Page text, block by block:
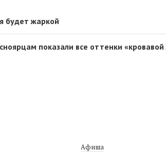
будет жаркой
показали все оттенки
Афиша